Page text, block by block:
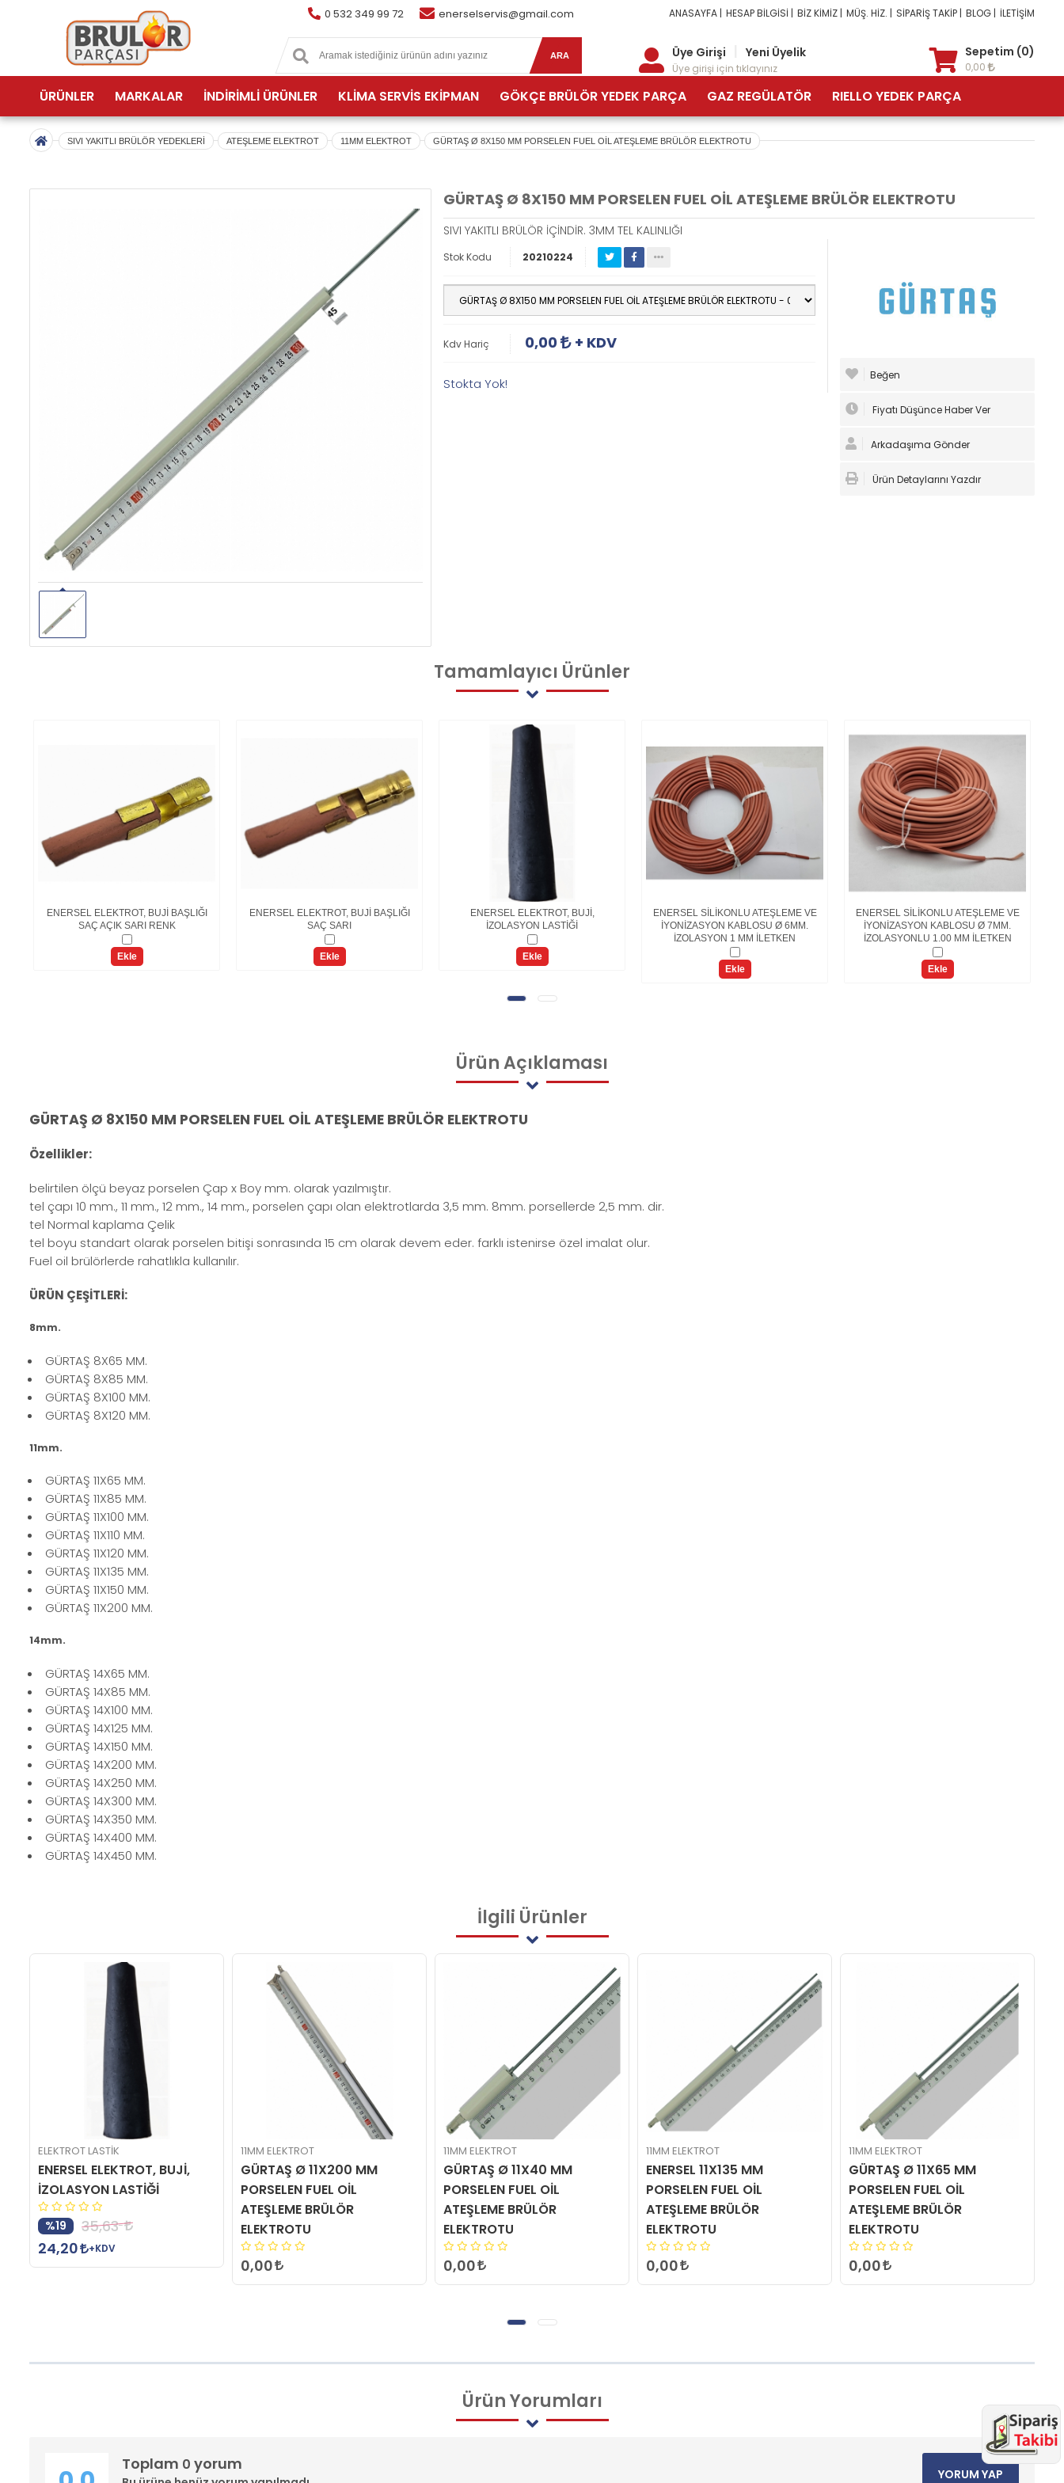
0 532 349 99 72 enerselservis@gmail.com
ARA
ANASAYFA | HESAP BİLGİSİ | BİZ KİMİZ | MÜŞ. HİZ. | SİPARİŞ TAKİP | BLOG | İLETİŞİM
Üye Girişi Yeni Üyelik
Üye girişi için tıklayınız
Sepetim (0)
0,00
ÜRÜNLER MARKALAR İNDİRİMLİ ÜRÜNLER KLİMA SERVİS EKİPMAN GÖKÇE BRÜLÖR YEDEK PARÇA GAZ REGÜLATÖR RIELLO YEDEK PARÇA
SIVI YAKITLI BRÜLÖR YEDEKLERİ ATEŞLEME ELEKTROT 11MM ELEKTROT GÜRTAŞ Ø 8X150 MM PORSELEN FUEL OİL ATEŞLEME BRÜLÖR ELEKTROTU
GÜRTAŞ Ø 8X150 MM PORSELEN FUEL OİL ATEŞLEME BRÜLÖR ELEKTROTU
SIVI YAKITLI BRÜLÖR İÇİNDİR. 3MM TEL KALINLIĞI
Stok Kodu 20210224
Kdv Hariç 0,00 + KDV
Stokta Yok!
Beğen
Fiyatı Düşünce Haber Ver
Arkadaşıma Gönder
Ürün Detaylarını Yazdır
Tamamlayıcı Ürünler
ENERSEL ELEKTROT, BUJİ BAŞLIĞI
SAÇ AÇIK SARI RENK
Ekle
ENERSEL ELEKTROT, BUJİ BAŞLIĞI
SAÇ SARI
Ekle
ENERSEL ELEKTROT, BUJİ,
İZOLASYON LASTİĞİ
Ekle
ENERSEL SİLİKONLU ATEŞLEME VE
İYONİZASYON KABLOSU Ø 6MM.
İZOLASYON 1 MM İLETKEN
Ekle
ENERSEL SİLİKONLU ATEŞLEME VE
İYONİZASYON KABLOSU Ø 7MM.
İZOLASYONLU 1.00 MM İLETKEN
Ekle
ÜrünAçıklaması
GÜRTAŞ Ø 8X150 MM PORSELEN FUEL OİL ATEŞLEME BRÜLÖR ELEKTROTU
Özellikler:
belirtilen ölçü beyaz porselen Çap x Boy mm. olarak yazılmıştır.
tel çapı 10 mm., 11 mm., 12 mm., 14 mm., porselen çapı olan elektrotlarda 3,5 mm. 8mm. porsellerde 2,5 mm. dir.
tel Normal kaplama Çelik
tel boyu standart olarak porselen bitişi sonrasında 15 cm olarak devem eder. farklı istenirse özel imalat olur.
Fuel oil brülörlerde rahatlıkla kullanılır.
ÜRÜN ÇEŞİTLERİ:
8mm.
GÜRTAŞ 8X65 MM.
GÜRTAŞ 8X85 MM.
GÜRTAŞ 8X100 MM.
GÜRTAŞ 8X120 MM.
11mm.
GÜRTAŞ 11X65 MM.
GÜRTAŞ 11X85 MM.
GÜRTAŞ 11X100 MM.
GÜRTAŞ 11X110 MM.
GÜRTAŞ 11X120 MM.
GÜRTAŞ 11X135 MM.
GÜRTAŞ 11X150 MM.
GÜRTAŞ 11X200 MM.
14mm.
GÜRTAŞ 14X65 MM.
GÜRTAŞ 14X85 MM.
GÜRTAŞ 14X100 MM.
GÜRTAŞ 14X125 MM.
GÜRTAŞ 14X150 MM.
GÜRTAŞ 14X200 MM.
GÜRTAŞ 14X250 MM.
GÜRTAŞ 14X300 MM.
GÜRTAŞ 14X350 MM.
GÜRTAŞ 14X400 MM.
GÜRTAŞ 14X450 MM.
İlgili Ürünler
ELEKTROT LASTİK
ENERSEL ELEKTROT, BUJİ,
İZOLASYON LASTİĞİ
%19
35,63
24,20
+KDV
11MM ELEKTROT
GÜRTAŞ Ø 11X200 MM
PORSELEN FUEL OİL
ATEŞLEME BRÜLÖR
ELEKTROTU
0,00
11MM ELEKTROT
GÜRTAŞ Ø 11X40 MM
PORSELEN FUEL OİL
ATEŞLEME BRÜLÖR
ELEKTROTU
0,00
11MM ELEKTROT
ENERSEL 11X135 MM
PORSELEN FUEL OİL
ATEŞLEME BRÜLÖR
ELEKTROTU
0,00
11MM ELEKTROT
GÜRTAŞ Ø 11X65 MM
PORSELEN FUEL OİL
ATEŞLEME BRÜLÖR
ELEKTROTU
0,00
ÜrünYorumları
Toplam 0 yorum
YORUM YAP